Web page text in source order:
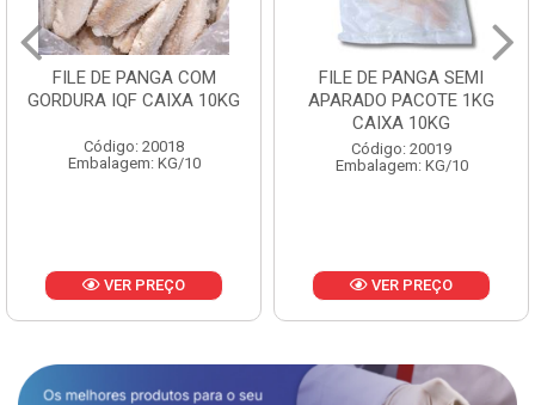
FILE DE PANGA SEMI
APARADO PACOTE 1KG
Código: 20019
Embalagem: KG/10
VER PREÇO
POLACA DESFIADA
PESCAMARES PCT5KG
CX10KG
Código: 20161
Embalagem: KG/10
VER PREÇO